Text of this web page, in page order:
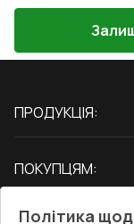
ПРОДУКЦІЯ:
Двері
ПОКУПЦЯМ:
Політика